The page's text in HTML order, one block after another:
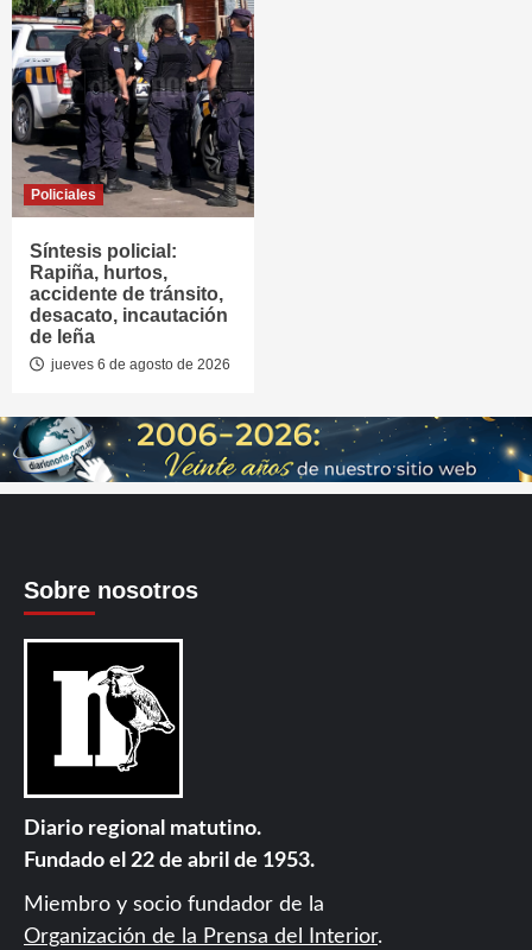
Policiales
Síntesis policial:
Rapiña, hurtos,
accidente de tránsito,
desacato, incautación
de leña
jueves 6 de agosto de 2026
Sobre nosotros
Diario regional matutino.
Fundado el 22 de abril de 1953.
Miembro y socio fundador de la
Organización de la Prensa del Interior.